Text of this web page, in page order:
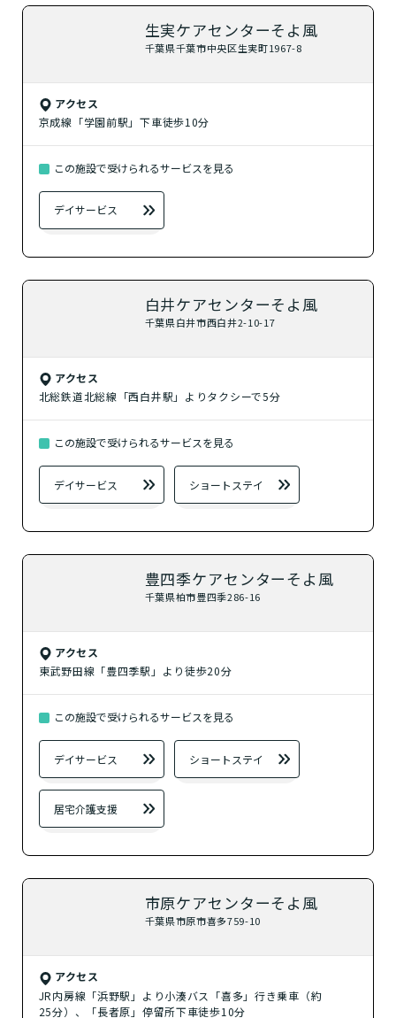
生実ケアセンターそよ風
千葉県千葉市中央区生実町1967-8
アクセス
京成線「学園前駅」下車徒歩10分
この施設で受けられるサービスを見る
デイサービス
白井ケアセンターそよ風
千葉県白井市西白井2-10-17
アクセス
北総鉄道北総線「西白井駅」よりタクシーで5分
この施設で受けられるサービスを見る
デイサービス ショートステイ
豊四季ケアセンターそよ風
千葉県柏市豊四季286-16
アクセス
東武野田線「豊四季駅」より徒歩20分
この施設で受けられるサービスを見る
デイサービス ショートステイ
居宅介護支援
市原ケアセンターそよ風
千葉県市原市喜多759-10
アクセス
JR内房線「浜野駅」より小湊バス「喜多」行き乗車（約
25分）、「長者原」停留所下車徒歩10分